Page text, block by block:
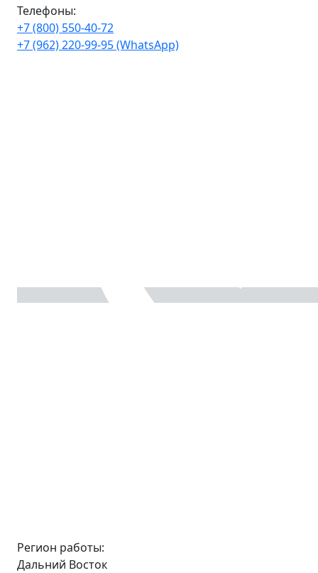
Телефоны:
+7 (800) 550-40-72
+7 (962) 220-99-95 (WhatsApp)
Регион работы:
Дальний Восток